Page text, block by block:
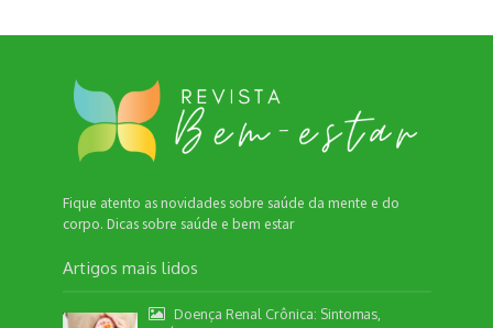
Fique atento as novidades sobre saúde da mente e do
corpo. Dicas sobre saúde e bem estar
Artigos mais lidos
Doença Renal Crônica: Sintomas,